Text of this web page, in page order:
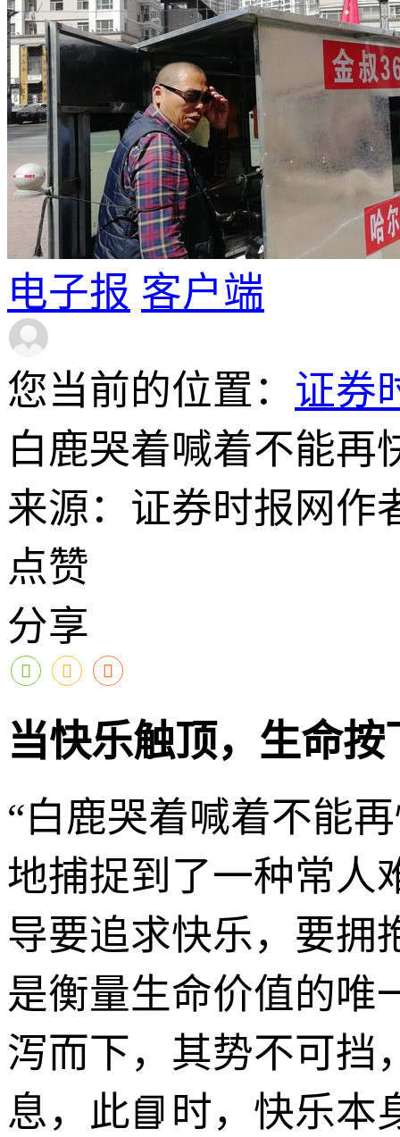
电子报 客户端
您当前的位置： 证券
白鹿哭着喊着不能再
来源：证券时报网作
点赞
分享
当快乐触顶，生命按
“白鹿哭着喊着不能
地捕捉到了一种常人
导要追求快乐，要拥
是衡量生命价值的唯
泻而下，其势不可挡
息，此📘时，快乐本